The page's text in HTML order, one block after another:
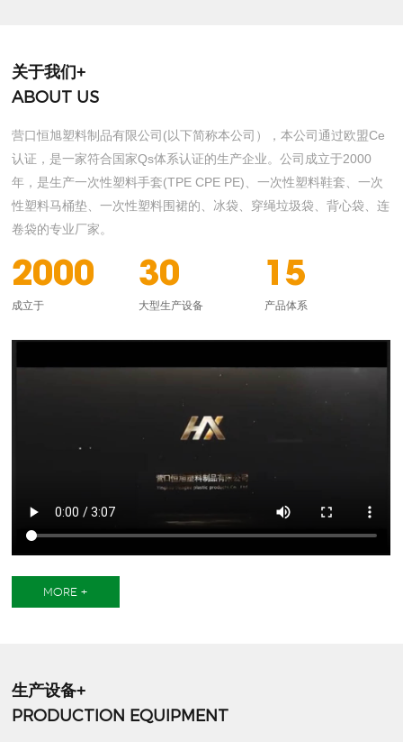
关于我们+
ABOUT US
营口恒旭塑料制品有限公司(以下简称本公司），本公司通过欧盟Ce
认证，是一家符合国家Qs体系认证的生产企业。公司成立于2000
年，是生产一次性塑料手套(TPE CPE PE)、一次性塑料鞋套、一次
性塑料马桶垫、一次性塑料围裙的、冰袋、穿绳垃圾袋、背心袋、连
卷袋的专业厂家。
2000
成立于
30
大型生产设备
15
产品体系
MORE +
生产设备+
PRODUCTION EQUIPMENT